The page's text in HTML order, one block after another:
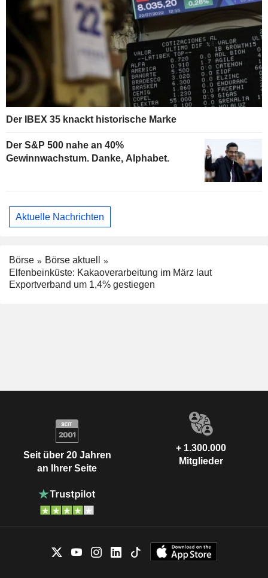
Der IBEX 35 knackt historische Marke
Der S&P 500 nahe an 40%
Gewinnwachstum. Danke, Alphabet.
Aktuelle Nachrichten
Börse
Börse aktuell
Elfenbeinküste: Kakaoverarbeitung im März laut
Exportverband um 1,4% gestiegen
Seit über 20 Jahren
an Ihrer Seite
+ 1.300.000
Mitglieder